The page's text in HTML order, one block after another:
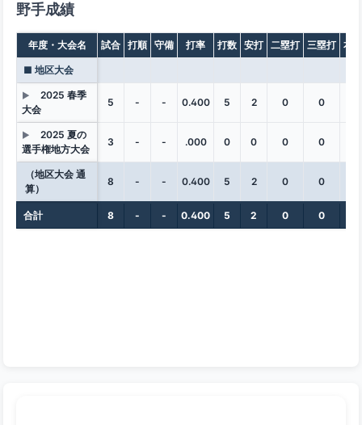
野手成績
年度・大会名 試合 打順 守備 打率 打数 安打 二塁打 三塁打 本
■ 地区大会
▶
2025 春季
大会
5 - - 0.400 5 2 0 0
▶
2025 夏の
選手権地方大会
3 - - .000 0 0 0 0
（地区大会 通
算）
8 - - 0.400 5 2 0 0
合計 8 - - 0.400 5 2 0 0